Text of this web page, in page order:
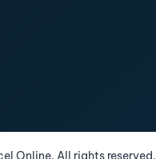
Online. All rights reserved.